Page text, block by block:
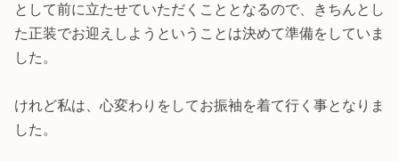
として前に立たせていただくこととなるので、きちんとし
た正装でお迎えしようということは決めて準備をしていま
した。
けれど私は、心変わりをしてお振袖を着て行く事となりま
した。